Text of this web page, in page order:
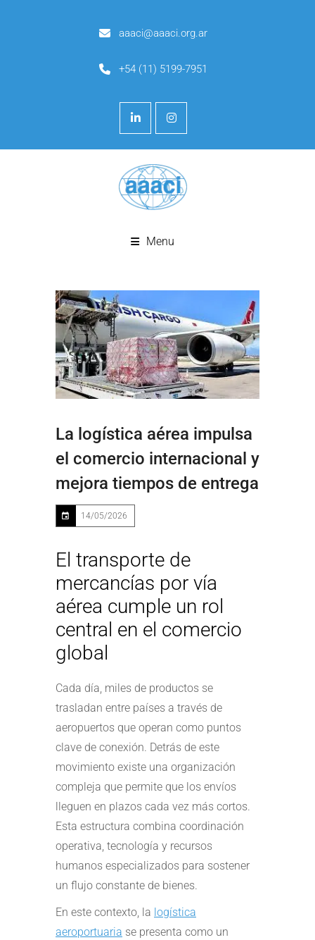
aaaci@aaaci.org.ar
+54 (11) 5199-7951
Menu
La logística aérea impulsa
el comercio internacional y
mejora tiempos de entrega
14/05/2026
El transporte de
mercancías por vía
aérea cumple un rol
central en el comercio
global
Cada día, miles de productos se
trasladan entre países a través de
aeropuertos que operan como puntos
clave de conexión. Detrás de este
movimiento existe una organización
compleja que permite que los envíos
lleguen en plazos cada vez más cortos.
Esta estructura combina coordinación
operativa, tecnología y recursos
humanos especializados para sostener
un flujo constante de bienes.
En este contexto, la logística
aeroportuaria se presenta como un